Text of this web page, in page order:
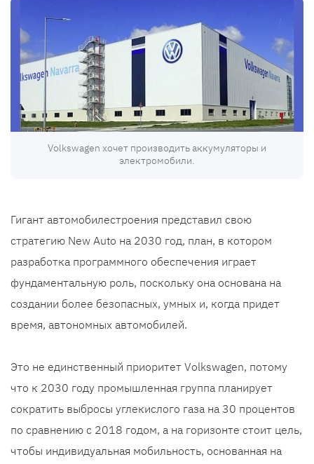
Volkswagen хочет производить аккумуляторы и
электромобили.
Гигант автомобилестроения представил свою
стратегию New Auto на 2030 год, план, в котором
разработка программного обеспечения играет
фундаментальную роль, поскольку она основана на
создании более безопасных, умных и, когда придет
время, автономных автомобилей.
Это не единственный приоритет Volkswagen, потому
что к 2030 году промышленная группа планирует
сократить выбросы углекислого газа на 30 процентов
по сравнению с 2018 годом, а на горизонте стоит цель,
чтобы индивидуальная мобильность, основанная на